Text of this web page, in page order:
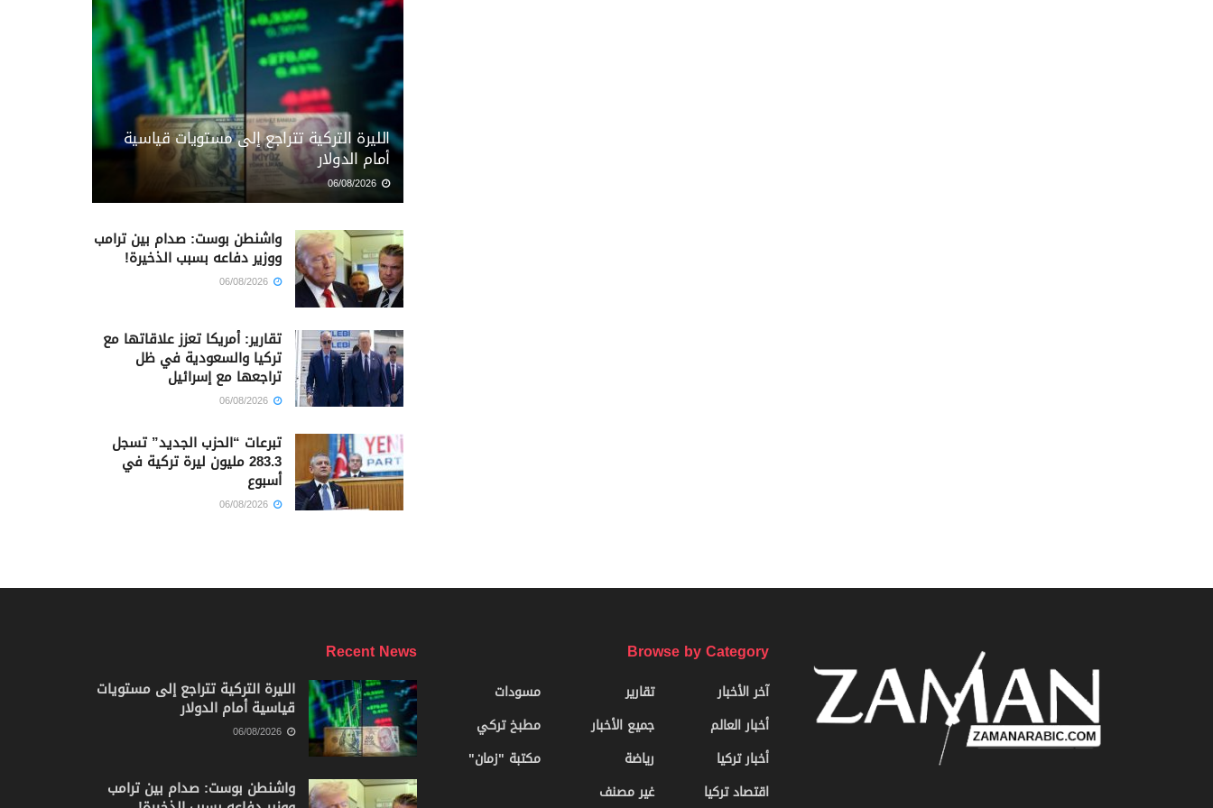
الليرة التركية تتراجع إلى مستويات قياسية
أمام الدولار
واشنطن بوست: صدام بين ترامب
ووزير دفاعه بسبب الذخيرة!
تقارير: أمريكا تعزز علاقاتها مع
تركيا والسعودية في ظل
تراجعها مع إسرائيل
تبرعات “الحزب الجديد” تسجل
283.3 مليون ليرة تركية في
أسبوع
Browse by Category
آخر الأخبار
أخبار العالم
أخبار تركيا
اقتصاد تركيا
تقارير
جميع الأخبار
رياضة
غير مصنف
مسودات
مطبخ تركي
مكتبة "زمان"
Recent News
الليرة التركية تتراجع إلى مستويات
قياسية أمام الدولار
واشنطن بوست: صدام بين ترامب